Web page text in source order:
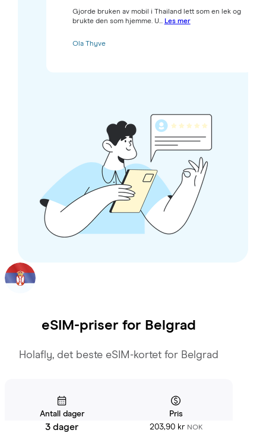
Gjorde bruken av mobil i Thailand lett som en lek og
brukte den som hjemme. U... Les mer
Ola Thyve
eSIM-priser for Belgrad
Holafly, det beste eSIM-kortet for Belgrad
Antall dager Pris
3 dager 203,90 kr NOK